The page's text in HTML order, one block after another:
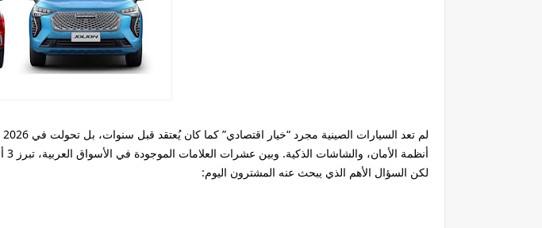
أنظمة الأمان، والشاشات الذكية. وبين عشرات العلامات الموجودة في الأسواق العربية، تبرز 3 أسماء بقوة:
لكن السؤال الأهم الذي يبحث عنه المشترون اليوم: